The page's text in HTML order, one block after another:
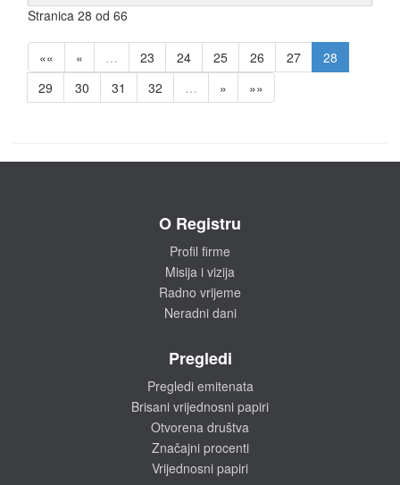
Stranica 28 od 66
«« « … 23 24 25 26 27
28
29
30 31 32 … » »»
O Registru
Profil firme
Misija i vizija
Radno vrijeme
Neradni dani
Pregledi
Pregledi emitenata
Brisani vrijednosni papiri
Otvorena društva
Značajni procenti
Vrijednosni papiri